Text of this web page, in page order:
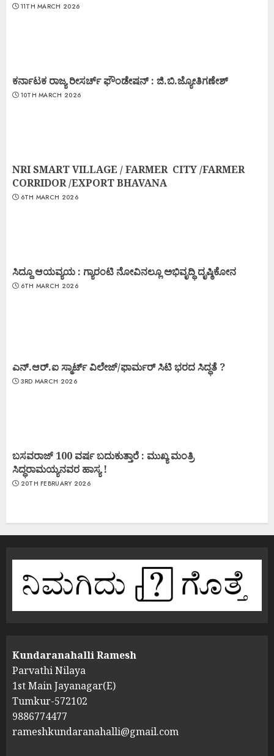
11TH MARCH 2026
ಕರ್ನಾಟಕ ರಾಜ್ಯ ರೀಸರ್ಚ್ ಫೌಂಡೇಷನ್ : ಜಿ.ಬಿ.ಜ್ಯೋತಿಗಣೇಶ್
10TH MARCH 2026
NRI SMART VILLAGE / FARMER CITY /FARMER
CORRIDOR /EXPORT BHAVANA
6TH MARCH 2026
ಸಿದ್ದೂ ಆಯವ್ಯಯ : ಗ್ಯಾರಂಟಿ ನೋವಿನಲ್ಲೂ ಅಭಿವೃದ್ಧಿ ದೃಷ್ಠಿಕೋನ
6TH MARCH 2026
ಎನ್.ಆರ್.ಐ ಸ್ಮಾರ್ಟ್ ವಿಲೇಜ್/ಫಾರ್ಮರ್ ಸಿಟಿ ಭರದ ಸಿದ್ಧತೆ ?
3RD MARCH 2026
ಬಸವರಾಜ್ 100 ವರ್ಷ ಬದುಕುತ್ತಾರೆ : ಮುಖ್ಯ ಮಂತ್ರಿ
ಸಿದ್ಧರಾಮಯ್ಯನವರ ಹಾಸ್ಯ !
20TH FEBRUARY 2026
Kundaranahalli Ramesh
Parvathi Nilaya
1st Main Jayanagar(E)
Tumkur-572102
9886774477
rameshkundaranahalli@gmail.com